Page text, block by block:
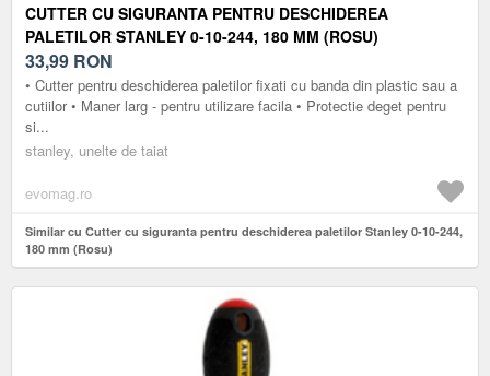
CUTTER CU SIGURANTA PENTRU DESCHIDEREA
PALETILOR STANLEY 0-10-244, 180 MM (ROSU)
33,99 RON
• Cutter pentru deschiderea paletilor fixati cu banda din plastic sau a
cutiilor • Maner larg - pentru utilizare facila • Protectie deget pentru
si...
stanley, unelte de taiat
evomag.ro
Similar cu Cutter cu siguranta pentru deschiderea paletilor Stanley 0-10-244,
180 mm (Rosu)